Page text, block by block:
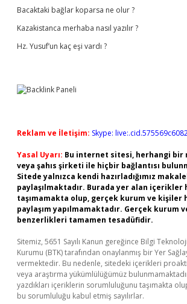
Bacaktaki bağlar koparsa ne olur ?
Kazakistanca merhaba nasıl yazılır ?
Hz. Yusuf’un kaç eşi vardı ?
Reklam ve İletişim: Skype:
Yasal Uyarı: Bu internet sitesi, herhangi bir
veya şahıs şirketi ile hiçbir bağlantısı
Sitede yalnızca kendi hazırladığımız
paylaşılmaktadır. Burada yer alan içerikler
taşımamakta olup, gerçek kurum ve kişiler
paylaşım yapılmamaktadır. Gerçek kurum
benzerlikleri tamamen tesadüfidir.
Sitemiz, 5651 Sayılı Kanun gereğince Bilgi
Kurumu (BTK) tarafından onaylanmış bir Yer
vermektedir. Bu nedenle, sitedeki içerikleri
veya araştırma yükümlülüğümüz
yazdıkları içeriklerin sorumluluğunu taşımakta
bu sorumluluğu kabul etmiş sayılırlar.